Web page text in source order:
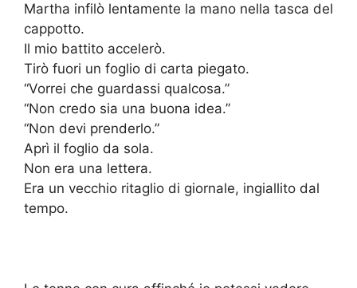
Martha infilò lentamente la mano nella tasca del
cappotto.
Il mio battito accelerò.
Tirò fuori un foglio di carta piegato.
“Vorrei che guardassi qualcosa.”
“Non credo sia una buona idea.”
“Non devi prenderlo.”
Aprì il foglio da sola.
Non era una lettera.
Era un vecchio ritaglio di giornale, ingiallito dal
tempo.